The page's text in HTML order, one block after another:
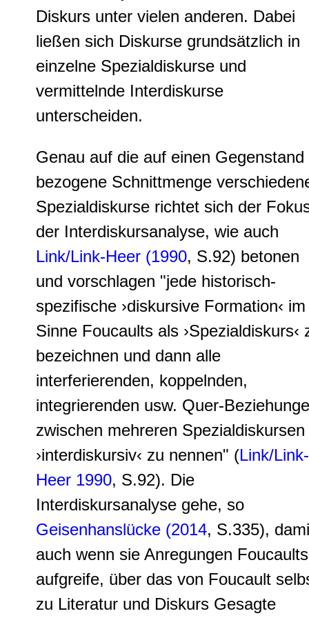
Diskurs unter vielen anderen. Dabei
ließen sich Diskurse grundsätzlich in
einzelne Spezialdiskurse und
vermittelnde Interdiskurse
unterscheiden.
Genau auf die auf einen Gegenstand
bezogene Schnittmenge
Spezialdiskurse richtet sich der
der Interdiskursanalyse, wie auch
Link/Link-Heer (1990, S.92) betonen
und vorschlagen "jede historisch-
spezifische ›diskursive Formation‹ im
Sinne Foucaults als ›Spezialdiskurs‹
bezeichnen und dann alle
interferierenden, koppelnden,
integrierenden usw. Quer-
zwischen mehreren Spezialdiskursen
›interdiskursiv‹ zu nennen" (Link/Link-
Heer 1990, S.92). Die
Interdiskursanalyse gehe, so
Geisenhanslücke (2014, S.335),
auch wenn sie Anregungen Foucaults
aufgreife, über das von Foucault
zu Literatur und Diskurs Gesagte